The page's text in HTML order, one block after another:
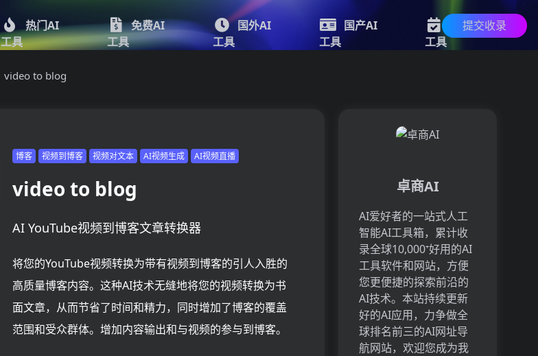
热门AI
工具
免费AI
工具
国外AI
工具
国产AI
工具
新的AI
工具
提交收录
video to blog
博客 视频到博客 视频对文本 AI视频生成 AI视频直播
video to blog
AI YouTube视频到博客文章转换器
将您的YouTube视频转换为带有视频到博客的引人入胜的
高质量博客内容。这种AI技术无缝地将您的视频转换为书
面文章，从而节省了时间和精力，同时增加了博客的覆盖
范围和受众群体。增加内容输出和与视频的参与到博客。
卓商AI
AI爱好者的一站式人工
智能AI工具箱，累计收
录全球10,000⁺好用的AI
工具软件和网站，方便
您更便捷的探索前沿的
AI技术。本站持续更新
好的AI应用，力争做全
球排名前三的AI网址导
航网站，欢迎您成为我